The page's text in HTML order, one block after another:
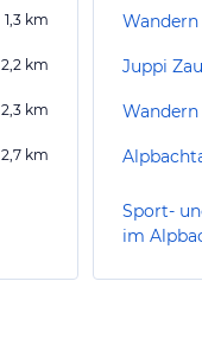
1,3 km
2,2 km
2,3 km
2,7 km
Juppi
Sport-
im